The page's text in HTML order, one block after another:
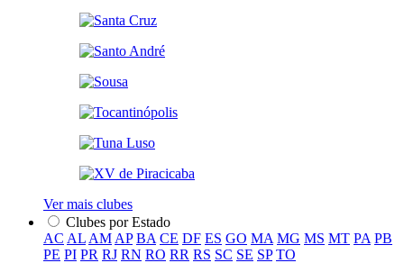
Ver mais clubes
Clubes por Estado
AC AL AM AP BA CE DF ES GO MA MG MS MT PA PB
PE PI PR RJ RN RO RR RS SC SE SP TO